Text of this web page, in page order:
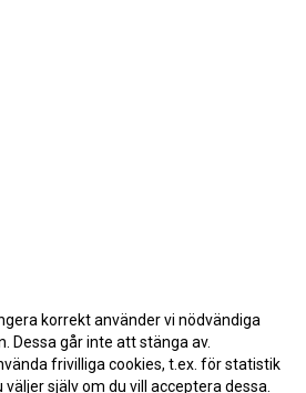
korrekt använder vi nödvändiga
Dessa går inte att stänga av.
frivilliga cookies, t.ex. för statistik
själv om du vill acceptera dessa.